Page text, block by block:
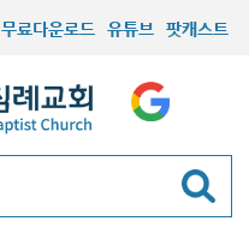
무료다운로드 유튜브 팟캐스트